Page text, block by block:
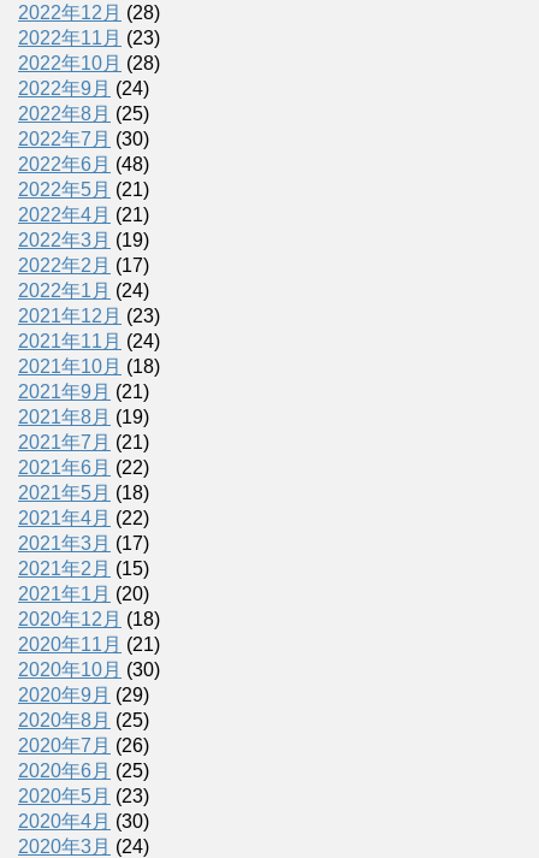
2022年12月 (28)
2022年11月 (23)
2022年10月 (28)
2022年9月 (24)
2022年8月 (25)
2022年7月 (30)
2022年6月 (48)
2022年5月 (21)
2022年4月 (21)
2022年3月 (19)
2022年2月 (17)
2022年1月 (24)
2021年12月 (23)
2021年11月 (24)
2021年10月 (18)
2021年9月 (21)
2021年8月 (19)
2021年7月 (21)
2021年6月 (22)
2021年5月 (18)
2021年4月 (22)
2021年3月 (17)
2021年2月 (15)
2021年1月 (20)
2020年12月 (18)
2020年11月 (21)
2020年10月 (30)
2020年9月 (29)
2020年8月 (25)
2020年7月 (26)
2020年6月 (25)
2020年5月 (23)
2020年4月 (30)
2020年3月 (24)